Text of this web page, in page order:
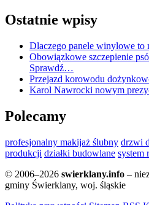
Ostatnie wpisy
Dlaczego panele winylowe
Obowiązkowe szczepienie
Sprawdź…
Przejazd korowodu
Karol Nawrocki nowym
Polecamy
profesjonalny makijaż ślubny drzwi
produkcji działki budowlane system
© 2006–2026 swierklany.info –
gminy Świerklany, woj. śląskie